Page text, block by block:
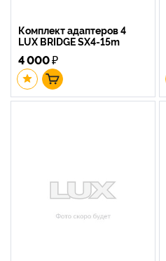
Комплект адаптеров 4
LUX BRIDGE SX4-15m
4 000₽